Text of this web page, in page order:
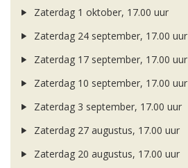
Zaterdag 1 oktober, 17.00 uur
Zaterdag 24 september, 17.00 uur
Zaterdag 17 september, 17.00 uur
Zaterdag 10 september, 17.00 uur
Zaterdag 3 september, 17.00 uur
Zaterdag 27 augustus, 17.00 uur
Zaterdag 20 augustus, 17.00 uur